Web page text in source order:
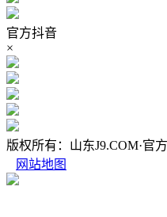
官方抖音
×
版权所有：山东J9.COM·官
网站地图